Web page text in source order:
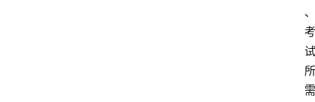
、
考
试
所
需